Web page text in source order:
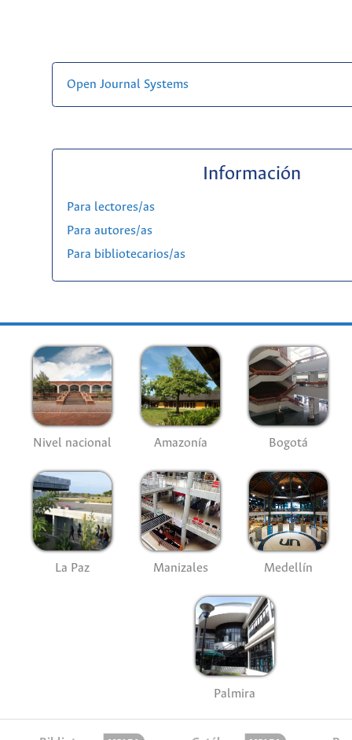
Open Journal Systems
Información
Para lectores/as
Para autores/as
Para bibliotecarios/as
Nivel nacional Amazonía Bogotá
La Paz Manizales Medellín
Palmira